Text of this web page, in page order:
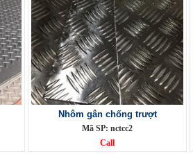
Nhôm gân chống trượt
Mã SP: nctcc2
Call